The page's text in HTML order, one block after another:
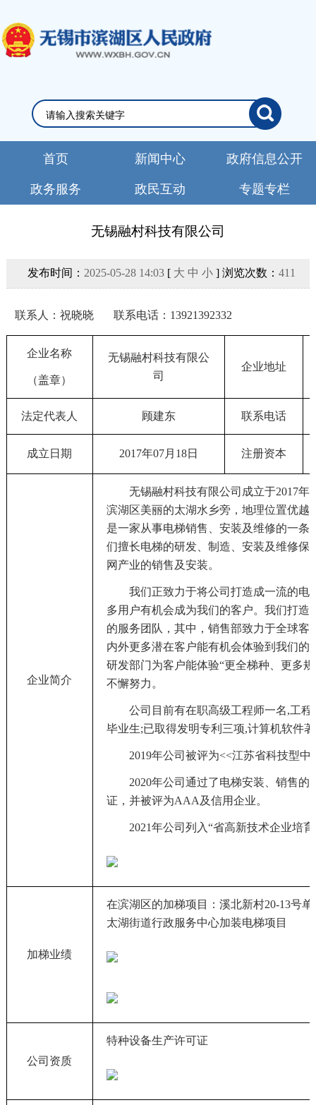
首页 新闻中心 政府信息公开
政务服务 政民互动 专题专栏
无锡融村科技有限公司
发布时间： 2025-05-28 14:03[ 大 中 小] 浏览次数： 411
联系人： 祝晓晓 联系电话： 13921392332
企业名称
（盖章）
无锡融村科技有限公
司
企业地址
法定代表人 顾建东 联系电话
成立日期 2017年07月18日 注册资本
企业简介
无锡融村科技有限公司成立于2017年
滨湖区美丽的太湖水乡旁，地理位置优越
是一家从事电梯销售、安装及维修的一条
们擅长电梯的研发、制造、安装及维修保
网产业的销售及安装。
我们正致力于将公司打造成一流的电
多用户有机会成为我们的客户。我们打造
的服务团队，其中，销售部致力于全球客
内外更多潜在客户能有机会体验到我们的
研发部门为客户能体验“更全梯种、更多
不懈努力。
公司目前有在职高级工程师一名,工程
毕业生;已取得发明专利三项,计算机软件
2019年公司被评为<<江苏省科技型中
2020年公司通过了电梯安装、销售的
证，并被评为AAA及信用企业。
2021年公司列入“省高新技术企业培
加梯业绩
在滨湖区的加梯项目：溪北新村20-13号
太湖街道行政服务中心加装电梯项目
公司资质
特种设备生产许可证